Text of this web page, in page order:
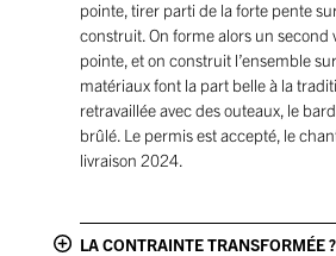
pointe, tirer parti de la forte pente
construit. On forme alors un second
pointe, et on construit l’ensemble
matériaux font la part belle à la
retravaillée avec des outeaux, le
brûlé. Le permis est accepté, le
livraison 2024.
LA CONTRAINTE TRANSFORMÉE